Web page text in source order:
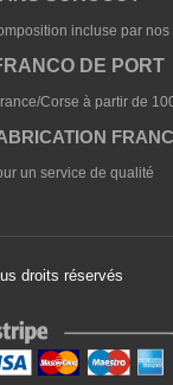
des données
de livraison
Historique de commande
»Nous contacter
incluse par nos
DE PORT
Corse à partir de
un service de qualité
droits réservés